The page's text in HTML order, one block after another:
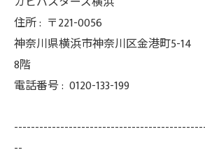
住所 : 〒221-0056
神奈川県横浜市神奈川区金港町5-14
8階
電話番号 : 0120-133-199
--